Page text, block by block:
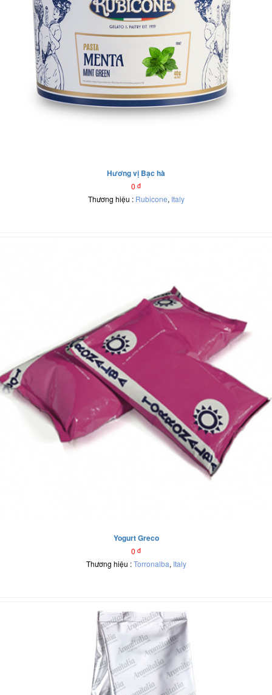
Hương vị Bạc hà
0 đ
Thương hiệu : Rubicone, Italy
Yogurt Greco
0 đ
Thương hiệu :Torronalba, Italy